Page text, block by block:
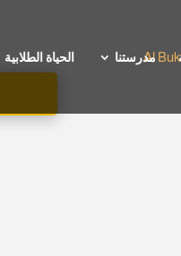
مدرستنا الحياة الطلابية